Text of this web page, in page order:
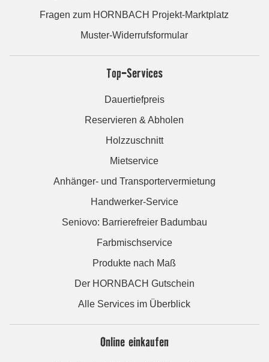
Fragen zum HORNBACH Projekt-Marktplatz
Muster-Widerrufsformular
Top-Services
Dauertiefpreis
Reservieren & Abholen
Holzzuschnitt
Mietservice
Anhänger- und Transportervermietung
Handwerker-Service
Seniovo: Barrierefreier Badumbau
Farbmischservice
Produkte nach Maß
Der HORNBACH Gutschein
Alle Services im Überblick
Online einkaufen